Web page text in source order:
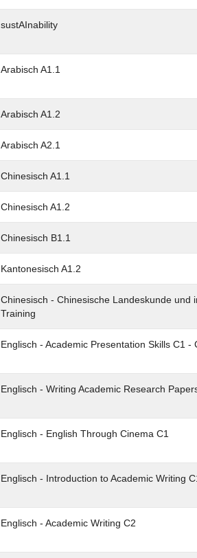
sustAInability
Arabisch A1.1
Arabisch A1.2
Arabisch A2.1
Chinesisch A1.1
Chinesisch A1.2
Chinesisch B1.1
Kantonesisch A1.2
Chinesisch - Chinesische Landeskunde und
Training
Englisch - Academic Presentation Skills C1 -
Englisch - Writing Academic Research
Englisch - English Through Cinema C1
Englisch - Introduction to Academic Writing
Englisch - Academic Writing C2